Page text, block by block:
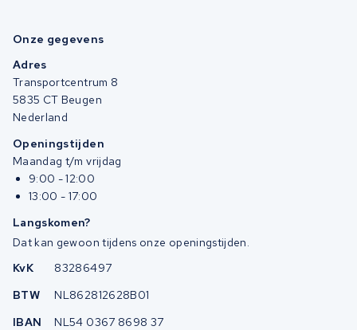
Onze gegevens
Adres
Transportcentrum 8
5835 CT Beugen
Nederland
Openingstijden
Maandag t/m vrijdag
9:00 - 12:00
13:00 - 17:00
Langskomen?
Dat kan gewoon tijdens onze openingstijden.
KvK
83286497
BTW
NL862812628B01
IBAN
NL54 0367 8698 37